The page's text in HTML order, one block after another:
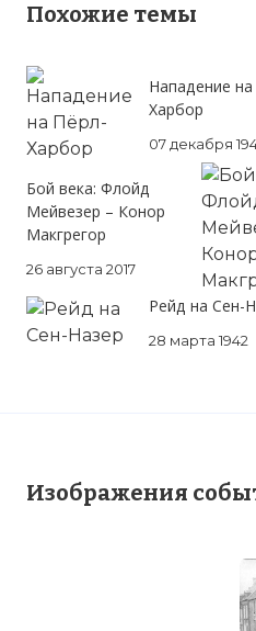
Похожие темы
Нападение
Харбор
07 декабря
Бой века: Флойд
Мейвезер – Конор
Макгрегор
26 августа 2017
Рейд на Сен-
28 марта 1942
Изображения
Фото статьи: